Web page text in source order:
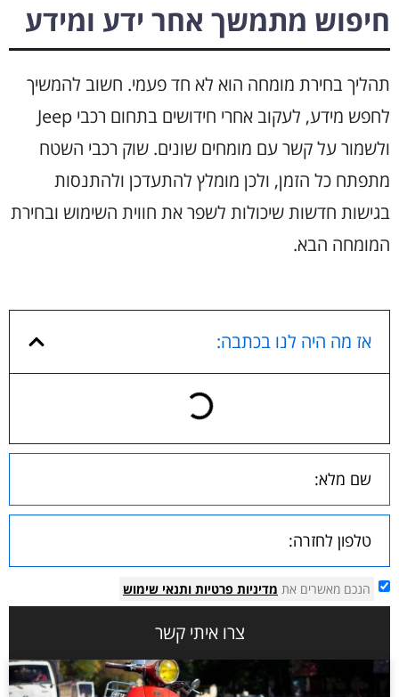
חיפוש מתמשך אחר ידע ומידע
תהליך בחירת מומחה הוא לא חד פעמי. חשוב להמשיך
לחפש מידע, לעקוב אחרי חידושים בתחום רכבי Jeep
ולשמור על קשר עם מומחים שונים. שוק רכבי השטח
מתפתח כל הזמן, ולכן מומלץ להתעדכן ולהתנסות
בגישות חדשות שיכולות לשפר את חווית השימוש ובחירת
המומחה הבא.
אז מה היה לנו בכתבה:
הנכם מאשרים את מדיניות פרטיות ותנאי שימוש
צרו איתי קשר